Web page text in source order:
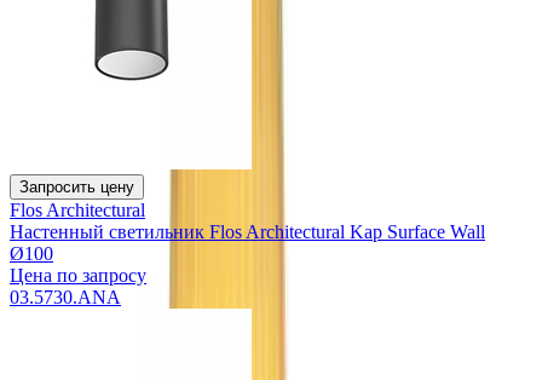
Запросить цену
Flos Architectural
Настенный светильник Flos Architectural Kap Surface Wall
Ø100
Цена по запросу
03.5730.ANA